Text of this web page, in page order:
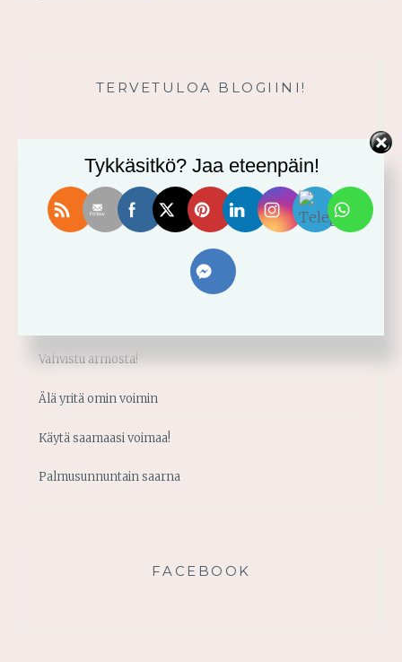
TERVETULOA BLOGIINI!
VIIMEISIMMÄT
Vahvistu armosta!
Älä yritä omin voimin
Käytä saamaasi voimaa!
Palmusunnuntain saarna
FACEBOOK
Tykkäsitkö? Jaa eteenpäin!